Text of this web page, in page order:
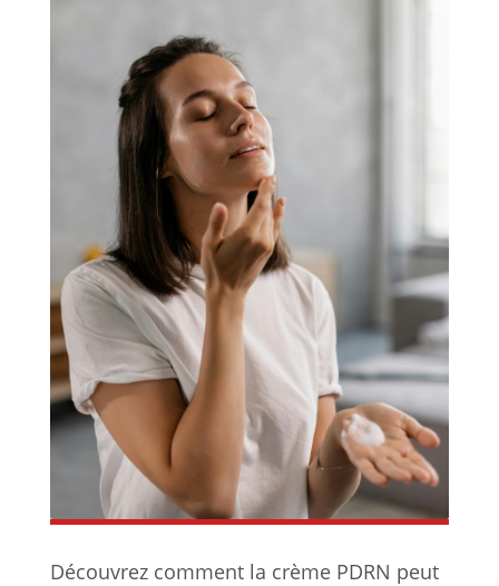
Découvrez comment la crème PDRN peut